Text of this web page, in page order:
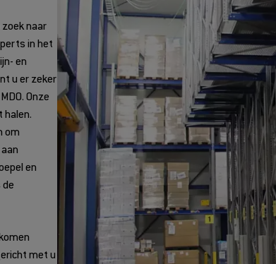
naar
in het
en
u er zeker
Onze
halen.
om
en
de
met u